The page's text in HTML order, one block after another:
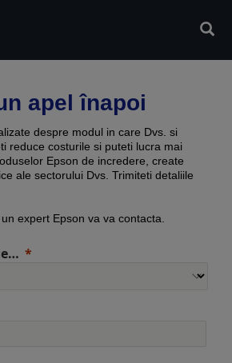
apel înapoi
despre modul in care Dvs. si
reduce costurile si puteti lucra mai
Epson de incredere, create
ale sectorului Dvs. Trimiteti detaliile
expert Epson va va contacta.